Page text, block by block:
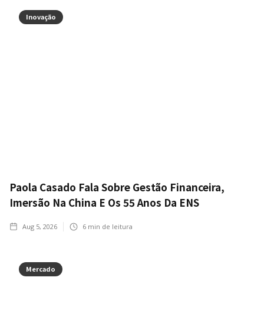
Inovação
Paola Casado Fala Sobre Gestão Financeira,
Imersão Na China E Os 55 Anos Da ENS
Aug 5, 2026 6 min de leitura
Mercado